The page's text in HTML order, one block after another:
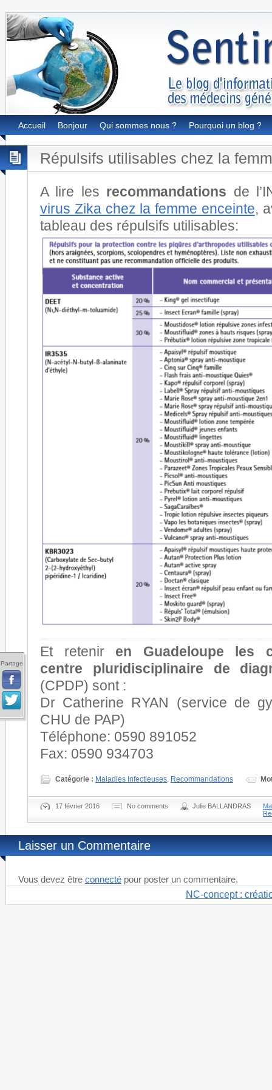
Partage
Accueil Bonjour Qui sommes nous ? Pourquoi un blog ?
Répulsifs utilisables chez la
A lire les recommandations de
virus Zika chez la femme enceinte,
tableau des répulsifs utilisables:
Et retenir en Guadeloupe les
centre pluridisciplinaire de
(CPDP) sont :
Dr Catherine RYAN (service de
CHU de PAP)
Téléphone: 0590 891052
Fax: 0590 934703
Catégorie : Maladies Infectieuses Recommandations
17 février 2016 No comments Julie BALLANDRAS
Laisser un Commentaire
Vous devez être connecté pour poster un commentaire.
NC-concept :